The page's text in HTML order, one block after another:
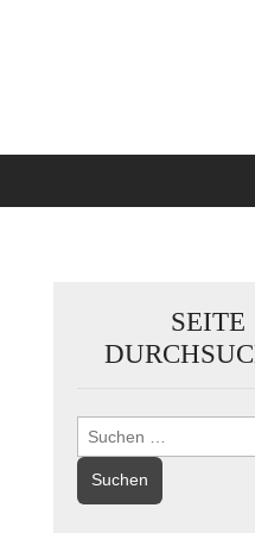
SEITE
Suchen
nach: